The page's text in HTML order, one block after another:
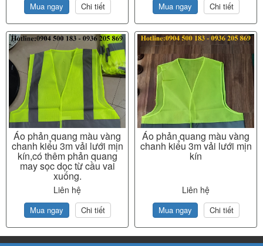
Mua ngay Chi tiết Mua ngay Chi tiết
Áo phản quang màu vàng
chanh kiểu 3m vải lưới mịn
kín,có thêm phản quang
may sọc dọc từ cầu vai
xuống.
Liên hệ
Mua ngay Chi tiết
Áo phản quang màu vàng
chanh kiểu 3m vải lưới mịn
kín
Liên hệ
Mua ngay Chi tiết